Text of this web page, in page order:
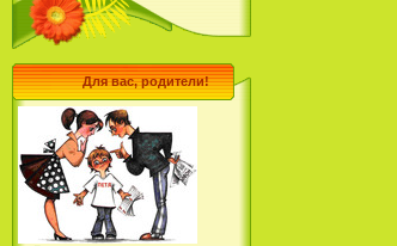
Для вас, родители!